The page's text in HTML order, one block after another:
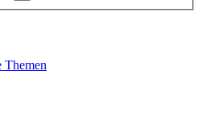
Themen